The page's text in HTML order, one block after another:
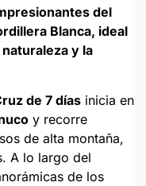
del
Blanca, ideal
y la
de 7 días inicia en
y recorre
de alta montaña,
A lo largo del
de los